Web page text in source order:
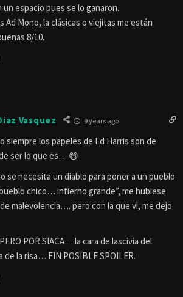
espacio pues se lo ganaron.
Ad Mono, la clásicas o viejitas me están
8/10.
Vasquez 9 years ago
siempre los papeles de Ed Harris son de
ser lo que es… 😄
se necesita un diablo para poner a un pueblo
chico… infierno grande”, me hubiese
malevolencia…. pero con la que vi, me dejo
POR SIACA… la cara de lascivia del
la risa… FIN POSIBLE SPOILER.